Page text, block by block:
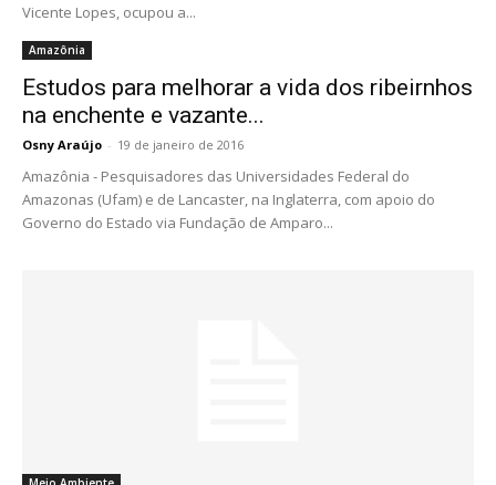
Vicente Lopes, ocupou a...
Amazônia
Estudos para melhorar a vida dos ribeirnhos
na enchente e vazante...
Osny Araújo - 19 de janeiro de 2016
Amazônia - Pesquisadores das Universidades Federal do
Amazonas (Ufam) e de Lancaster, na Inglaterra, com apoio do
Governo do Estado via Fundação de Amparo...